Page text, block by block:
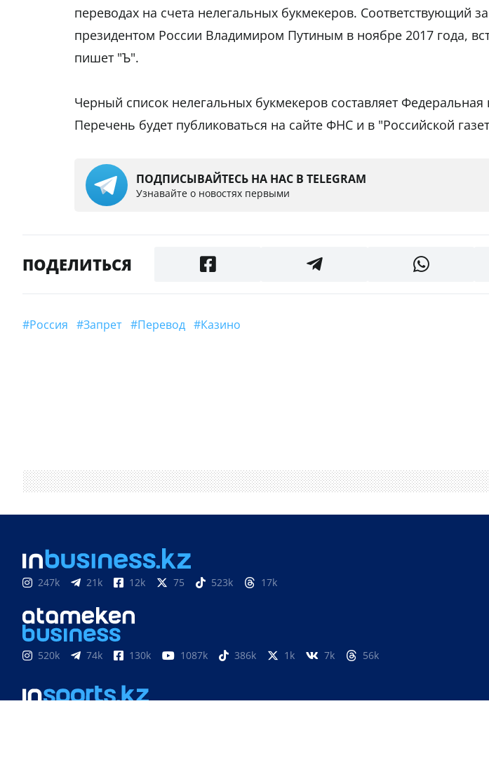
переводах на счета нелегальных букмекеров. Соответствующий
президентом России Владимиром Путиным в ноябре 2017 года,
пишет "Ъ".
Черный список нелегальных букмекеров составляет Федеральная
Перечень будет публиковаться на сайте ФНС и в "Российской
ПОДПИСЫВАЙТЕСЬ НА НАС В TELEGRAM
Узнавайте о новостях первыми
ПОДЕЛИТЬСЯ
#Россия #Запрет #Перевод #Казино
247k 21k 12k 75 523k 17k
520k 74k 130k 1087k 386k 1k 7k 56k